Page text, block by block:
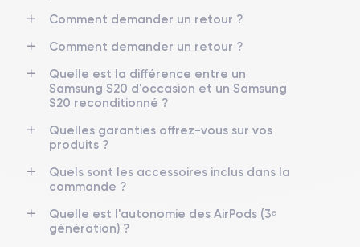
Comment demander un retour ?
Comment demander un retour ?
Quelle est la différence entre un
Samsung S20 d'occasion et un Samsung
S20 reconditionné ?
Quelles garanties offrez-vous sur vos
produits ?
Quels sont les accessoires inclus dans la
commande ?
Quelle est l'autonomie des AirPods (3ᵉ
génération) ?